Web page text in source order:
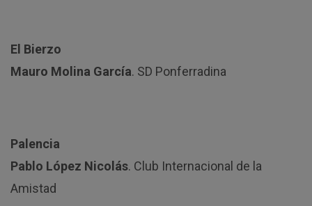
El Bierzo
Mauro Molina García. SD Ponferradina
Palencia
Pablo López Nicolás. Club Internacional de la
Amistad